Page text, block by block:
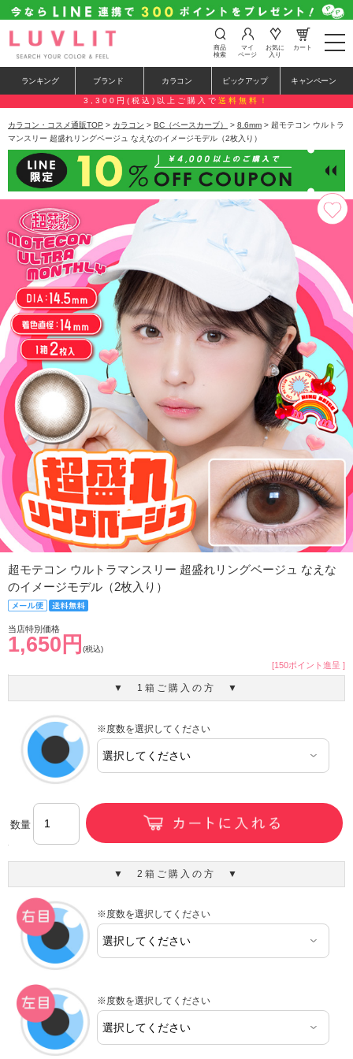
t
o
e
n
a
a
i
o
n
商品
検索
マイ
ページ
お気に
入り
カート
ランキング ブランド カラコン ピックアップ キャンペーン
3,300円(税込)以上ご購入で 送料無料！
カラコン・コスメ通販TOP > カラコン > BC（ベースカーブ） > 8.6mm > 超モテコン ウルトラ
マンスリー 超盛れリングベージュ なえなのイメージモデル（2枚入り）
超モテコン ウルトラマンスリー 超盛れリングベージュ なえな
のイメージモデル（2枚入り）
当店特別価格
1,650円 (税込)
[150ポイント進呈 ]
▼ 1箱ご購入の方 ▼
※度数を選択してください
数量
▼ 2箱ご購入の方 ▼
※度数を選択してください
※度数を選択してください